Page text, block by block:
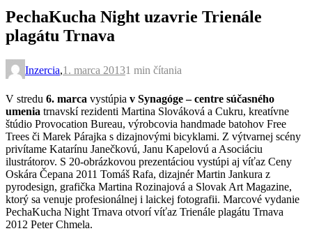
PechaKucha Night uzavrie Trienále
plagátu Trnava
Inzercia,1. marca 20131 min čítania
V stredu 6. marca vystúpia v Synagóge – centre súčasného
umenia trnavskí rezidenti Martina Slováková a Cukru, kreatívne
štúdio Provocation Bureau, výrobcovia handmade batohov Free
Trees či Marek Párajka s dizajnovými bicyklami. Z výtvarnej scény
privítame Katarínu Janečkovú, Janu Kapelovú a Asociáciu
ilustrátorov. S 20-obrázkovou prezentáciou vystúpi aj víťaz Ceny
Oskára Čepana 2011 Tomáš Rafa, dizajnér Martin Jankura z
pyrodesign, grafička Martina Rozinajová a Slovak Art Magazine,
ktorý sa venuje profesionálnej i laickej fotografii. Marcové vydanie
PechaKucha Night Trnava otvorí víťaz Trienále plagátu Trnava
2012 Peter Chmela.